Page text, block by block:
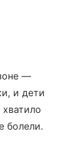
—
и дети
болели.